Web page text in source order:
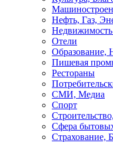
Нефть, Газ,
Недвижимость
Отели
Образование,
Пишевая
Рестораны
СМИ, Медиа
Спорт
Сфера
Страхование,